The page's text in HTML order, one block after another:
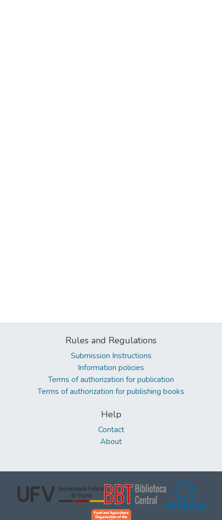
Rules and Regulations
Submission Instructions
Information policies
Terms of authorization for publication
Terms of authorization for publishing books
Help
Contact
About